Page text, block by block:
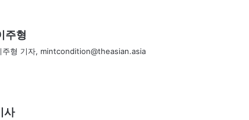
주형
주형 기자, mintcondition@theasian.asia
사